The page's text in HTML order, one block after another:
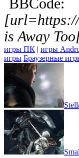
BBCode:
is Away
игры ПК | игры
игры Браузерные